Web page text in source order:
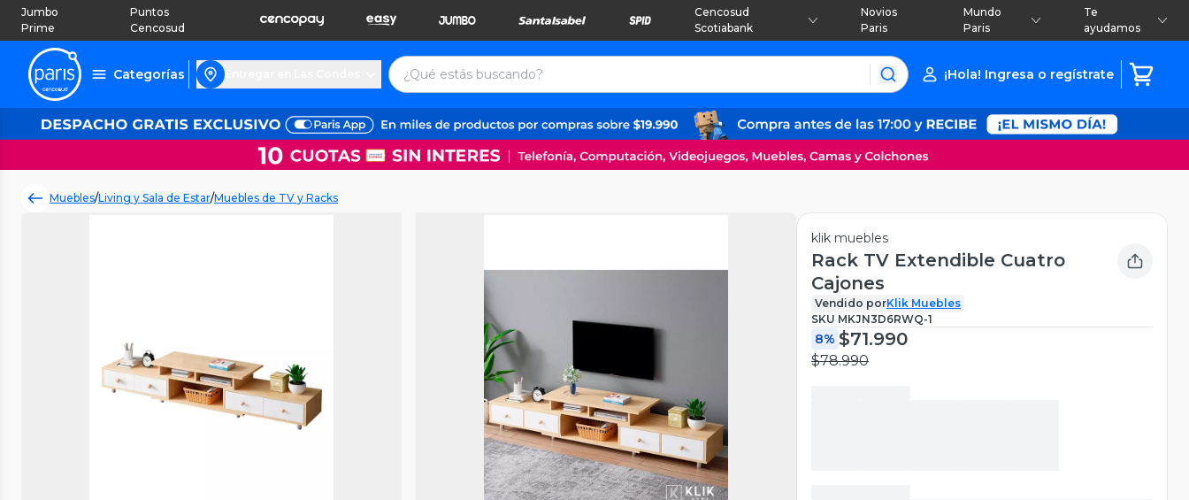
Jumbo
Prime
Puntos
Cencosud
Cencosud
Scotiabank
Novios
Paris
Mundo
Paris
Te
ayudamos
Categorías ¡Hola! Ingresa o regístrate
Muebles/Living y Sala de Estar/Muebles de TV y Racks
klik muebles
Rack TV Extendible Cuatro
Cajones
Vendido porKlik Muebles
SKU MKJN3D6RWQ-1
8% $71.990
$78.990